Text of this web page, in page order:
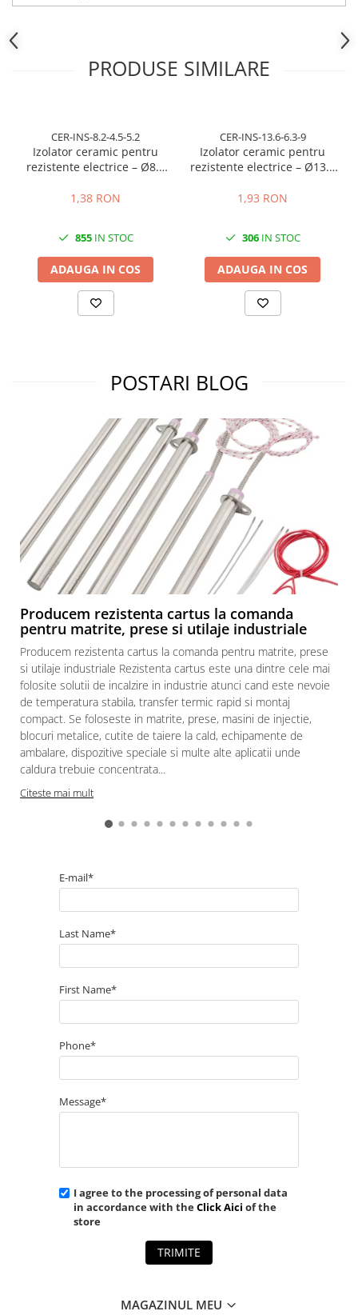
PRODUSE SIMILARE
CER-INS-8.2-4.5-5.2
Izolator ceramic pentru
rezistente electrice – Ø8.2
interior / lungime 5.2 mm
1,38 RON
855IN STOC
ADAUGA IN COS
CER-INS-13.6-6.3-9
Izolator ceramic pentru
rezistente electrice – Ø13.6
interior / lungime 9 mm
1,93 RON
306IN STOC
ADAUGA IN COS
POSTARI BLOG
Producem rezistenta cartus la comanda
pentru matrite, prese si utilaje industriale
Producem rezistenta cartus la comanda pentru matrite, prese
si utilaje industriale Rezistenta cartus este una dintre cele mai
folosite solutii de incalzire in industrie atunci cand este nevoie
de temperatura stabila, transfer termic rapid si montaj
compact. Se foloseste in matrite, prese, masini de injectie,
blocuri metalice, cutite de taiere la cald, echipamente de
ambalare, dispozitive speciale si multe alte aplicatii unde
caldura trebuie concentrata...
Citeste mai mult
E-mail*
Last Name*
First Name*
Phone*
Message*
I agree to the processing of personal data
in accordance with theClick Aici of the
store
TRIMITE
MAGAZINUL MEU